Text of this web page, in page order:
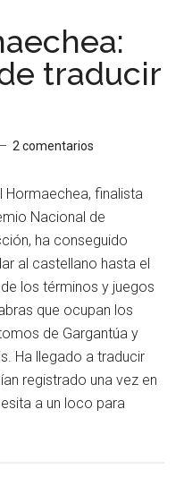
traducir
2 comentarios
Hormaechea, finalista
Nacional de
ha conseguido
al castellano hasta el
los términos y juegos
que ocupan los
de Gargantúa y
Ha llegado a traducir
registrado una vez en
a un loco para